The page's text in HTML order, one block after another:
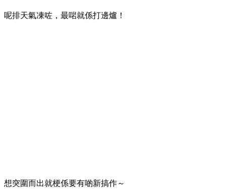
呢排天氣凍咗，最啱就係打邊爐！
想突圍而出就梗係要有啲新搞作～